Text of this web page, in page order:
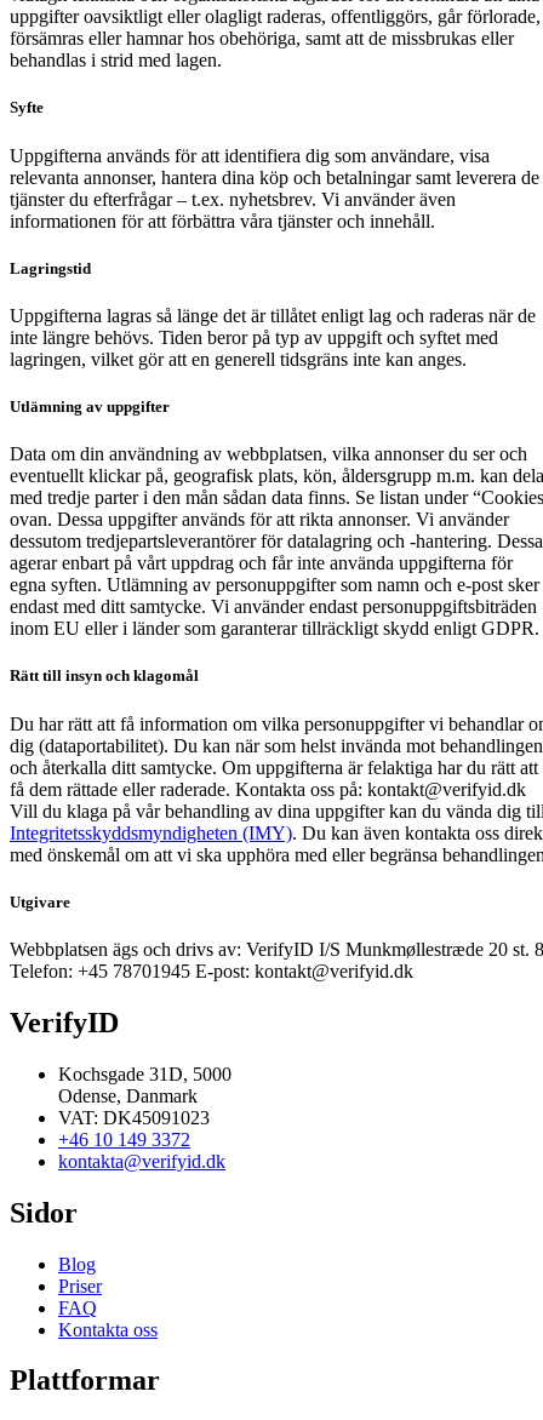
uppgifter oavsiktligt eller olagligt raderas, offentliggörs, går förlorade,
försämras eller hamnar hos obehöriga, samt att de missbrukas eller
behandlas i strid med lagen.
Syfte
Uppgifterna används för att identifiera dig som användare, visa
relevanta annonser, hantera dina köp och betalningar samt leverera de
tjänster du efterfrågar – t.ex. nyhetsbrev. Vi använder även
informationen för att förbättra våra tjänster och innehåll.
Lagringstid
Uppgifterna lagras så länge det är tillåtet enligt lag och raderas när de
inte längre behövs. Tiden beror på typ av uppgift och syftet med
lagringen, vilket gör att en generell tidsgräns inte kan anges.
Utlämning av uppgifter
Data om din användning av webbplatsen, vilka annonser du ser och
eventuellt klickar på, geografisk plats, kön, åldersgrupp m.m. kan
med tredje parter i den mån sådan data finns. Se listan under
ovan. Dessa uppgifter används för att rikta annonser. Vi använder
dessutom tredjepartsleverantörer för datalagring och -hantering. Dessa
agerar enbart på vårt uppdrag och får inte använda uppgifterna för
egna syften. Utlämning av personuppgifter som namn och e-post sker
endast med ditt samtycke. Vi använder endast personuppgiftsbiträden
inom EU eller i länder som garanterar tillräckligt skydd enligt GDPR.
Rätt till insyn och klagomål
Du har rätt att få information om vilka personuppgifter vi behandlar
dig (dataportabilitet). Du kan när som helst invända mot behandlingen
och återkalla ditt samtycke. Om uppgifterna är felaktiga har du rätt att
få dem rättade eller raderade. Kontakta oss på: kontakt@verifyid.dk
Vill du klaga på vår behandling av dina uppgifter kan du vända dig
Integritetsskyddsmyndigheten (IMY). Du kan även kontakta oss
med önskemål om att vi ska upphöra med eller begränsa
Utgivare
Webbplatsen ägs och drivs av: VerifyID I/S Munkmøllestræde 20 st. 8
Telefon: +45 78701945 E-post: kontakt@verifyid.dk
VerifyID
Kochsgade 31D, 5000
Odense, Danmark
VAT: DK45091023
+46 10 149 3372
kontakta@verifyid.dk
Sidor
Blog
Priser
FAQ
Kontakta oss
Plattformar